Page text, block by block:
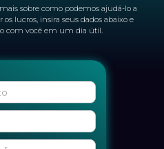
sobre como podemos ajudá-lo a
lucros, insira seus dados abaixo e
com você em um dia útil.